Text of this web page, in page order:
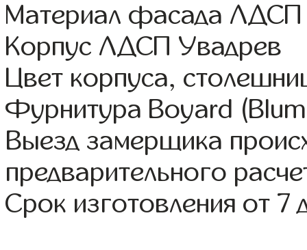
Материал фасада ЛДСП
Корпус ЛДСП Увадрев
Цвет корпуса,
Фурнитура Boyard
Выезд замерщика
предварительного
Срок изготовления от 7